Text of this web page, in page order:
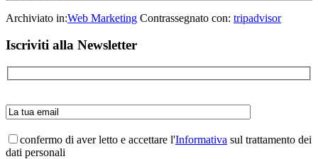
Archiviato in:Web Marketing Contrassegnato con: tripadvisor
Barra
laterale
primaria
Iscriviti alla Newsletter
confermo di aver letto e accettare l'Informativa sul trattamento dei
dati personali